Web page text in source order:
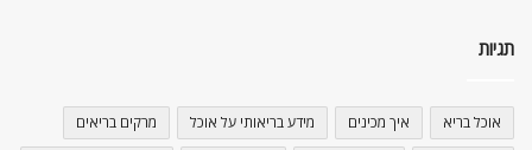
תגיות
אוכל בריא איך מכינים מידע בריאותי על אוכל מרקים בריאים